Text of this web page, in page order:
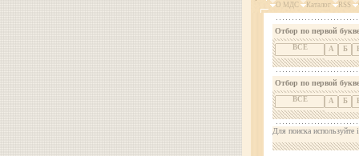
О МДС Каталог RSS
Отбор по первой
ВСЕ А Б
Отбор по первой
ВСЕ А Б
Для поиска используйте